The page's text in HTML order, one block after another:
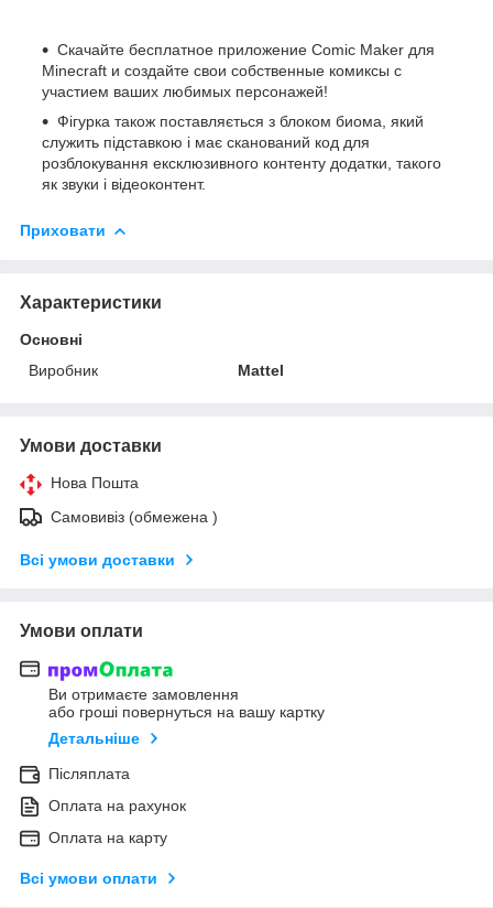
Скачайте бесплатное приложение Comic Maker для
Minecraft и создайте свои собственные комиксы с
участием ваших любимых персонажей!
Фігурка також поставляється з блоком биома, який
служить підставкою і має сканований код для
розблокування ексклюзивного контенту додатки, такого
як звуки і відеоконтент.
Приховати
Характеристики
Основні
Виробник
Mattel
Умови доставки
Нова Пошта
Самовивіз (обмежена )
Всі умови доставки
Умови оплати
Ви отримаєте замовлення
або гроші повернуться на вашу картку
Детальніше
Післяплата
Оплата на рахунок
Оплата на карту
Всі умови оплати